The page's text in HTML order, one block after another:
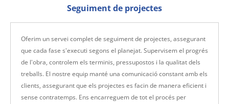
Seguiment de projectes
Oferim un servei complet de seguiment de projectes, assegurant
que cada fase s'executi segons el planejat. Supervisem el progrés
de l'obra, controlem els terminis, pressupostos i la qualitat dels
treballs. El nostre equip manté una comunicació constant amb els
clients, assegurant que els projectes es facin de manera eficient i
sense contratemps. Ens encarreguem de tot el procés per